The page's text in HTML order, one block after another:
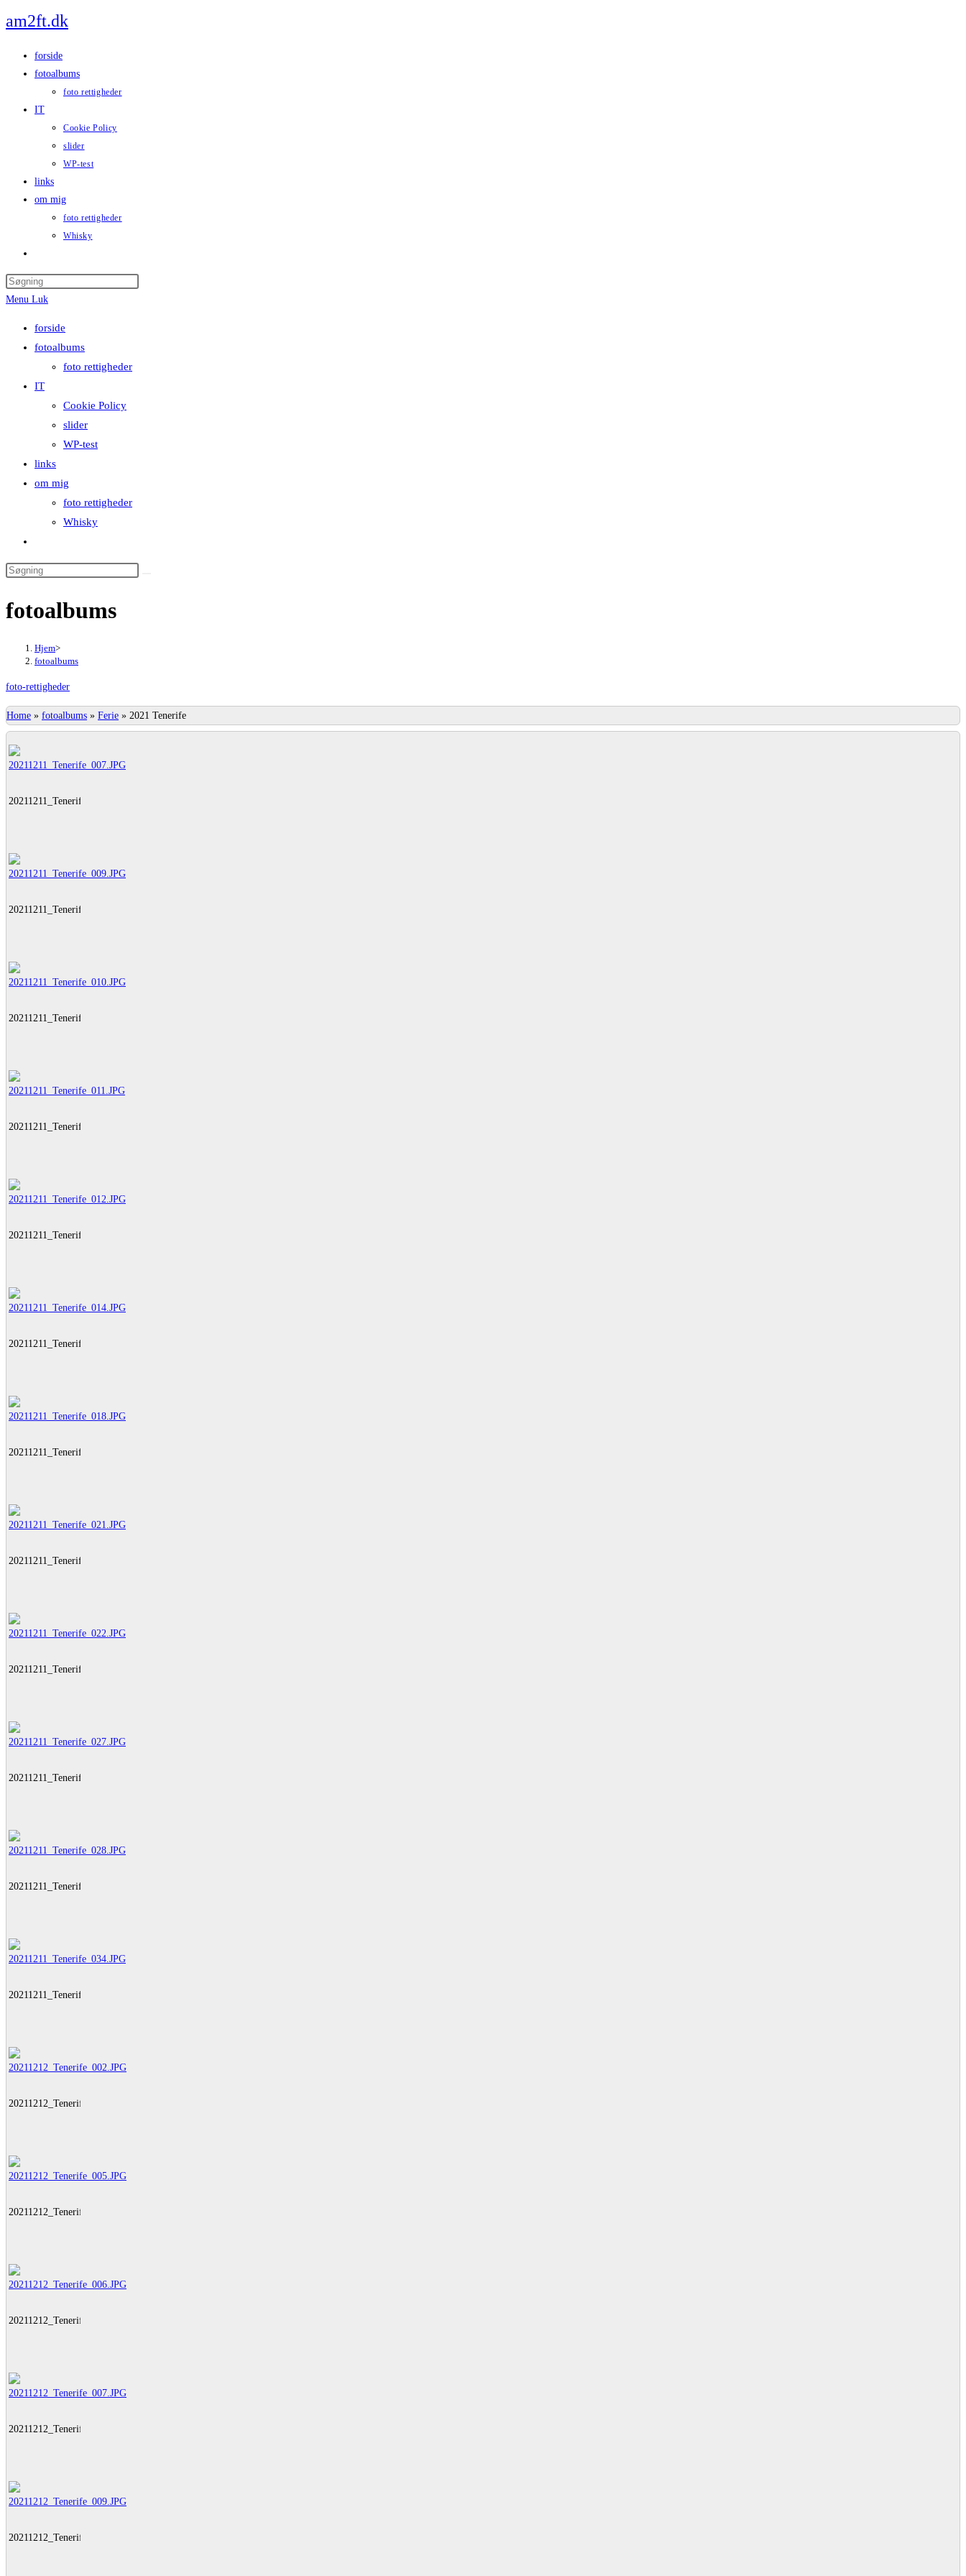
to
am2ft.dk
forside
fotoalbums
foto rettigheder
IT
Cookie Policy
slider
WP-test
links
om mig
foto rettigheder
Whisky
search
Menu Luk
forside
fotoalbums
foto rettigheder
IT
Cookie Policy
slider
WP-test
links
om mig
foto rettigheder
Whisky
search
Search
website
fotoalbums
Hjem>
fotoalbums
foto-rettigheder
Home » fotoalbums » Ferie » 2021 Tenerife
20211211_Tenerife_007.JPG
20211211_Tenerife_009.JPG
20211211_Tenerife_010.JPG
20211211_Tenerife_011.JPG
20211211_Tenerife_012.JPG
20211211_Tenerife_014.JPG
20211211_Tenerife_018.JPG
20211211_Tenerife_021.JPG
20211211_Tenerife_022.JPG
20211211_Tenerife_027.JPG
20211211_Tenerife_028.JPG
20211211_Tenerife_034.JPG
20211212_Tenerife_002.JPG
20211212_Tenerife_005.JPG
20211212_Tenerife_006.JPG
20211212_Tenerife_007.JPG
20211212_Tenerife_009.JPG